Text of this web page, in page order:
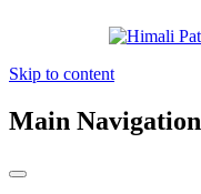
Skip to content
Main Navigation